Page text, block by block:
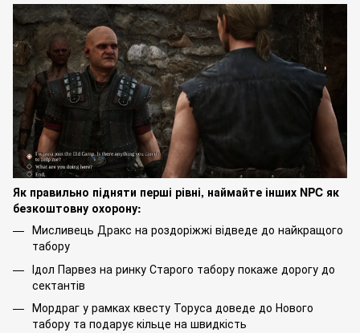
Як правильно підняти перші рівні, наймайте інших NPC як
безкоштовну охорону:
Мисливець Дракс на роздоріжжі відведе до найкращого
табору
Ідол Парвез на ринку Старого табору покаже дорогу до
сектантів
Мордраг у рамках квесту Торуса доведе до Нового
табору та подарує кільце на швидкість